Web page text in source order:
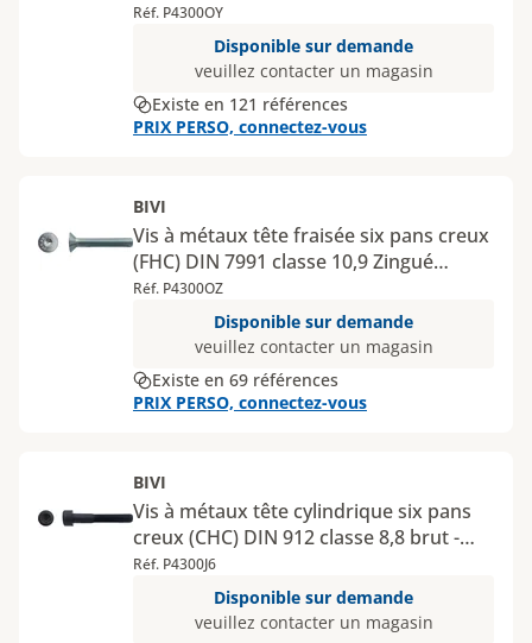
Réf. P4300OY
Disponible sur demande
veuillez contacter un magasin
Existe en 121 références
PRIX PERSO, connectez-vous
BIVI
Vis à métaux tête fraisée six pans creux
(FHC) DIN 7991 classe 10,9 Zingué
dégazé
Réf. P4300OZ
Disponible sur demande
veuillez contacter un magasin
Existe en 69 références
PRIX PERSO, connectez-vous
BIVI
Vis à métaux tête cylindrique six pans
creux (CHC) DIN 912 classe 8,8 brut -
Diamètres inférieurs à 10 mm
Réf. P4300J6
Disponible sur demande
veuillez contacter un magasin